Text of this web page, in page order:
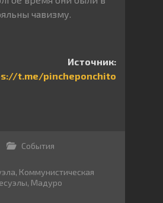
чавизму.
Источник:
t.me/pincheponchito
События
, Коммунистическая
, Мадуро